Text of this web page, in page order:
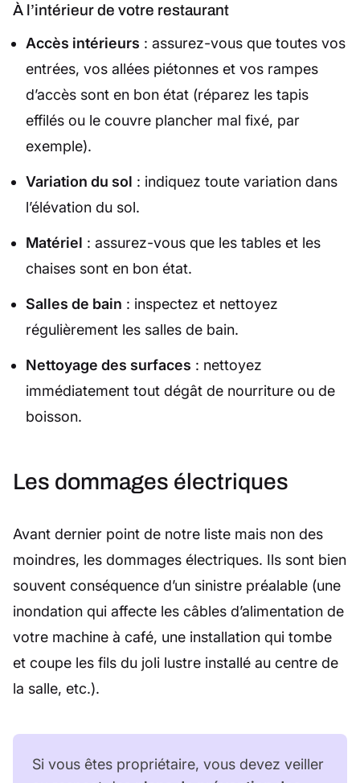
À l’intérieur de votre restaurant
Accès intérieurs : assurez-vous que toutes vos
entrées, vos allées piétonnes et vos rampes
d’accès sont en bon état (réparez les tapis
effilés ou le couvre plancher mal fixé, par
exemple).
Variation du sol : indiquez toute variation dans
l’élévation du sol.
Matériel : assurez-vous que les tables et les
chaises sont en bon état.
Salles de bain : inspectez et nettoyez
régulièrement les salles de bain.
Nettoyage des surfaces : nettoyez
immédiatement tout dégât de nourriture ou de
boisson.
Les dommages électriques
Avant dernier point de notre liste mais non des
moindres, les dommages électriques. Ils sont bien
souvent conséquence d’un sinistre préalable (une
inondation qui affecte les câbles d’alimentation de
votre machine à café, une installation qui tombe
et coupe les fils du joli lustre installé au centre de
la salle, etc.).
Si vous êtes propriétaire, vous devez veiller